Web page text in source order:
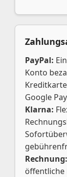
PayPal:
Konto
Google
Klarna:
Rechnung: